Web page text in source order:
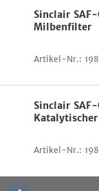
Sinclair SAF-
Milbenfilter
Artikel-Nr.:
Sinclair SAF-
Artikel-Nr.: